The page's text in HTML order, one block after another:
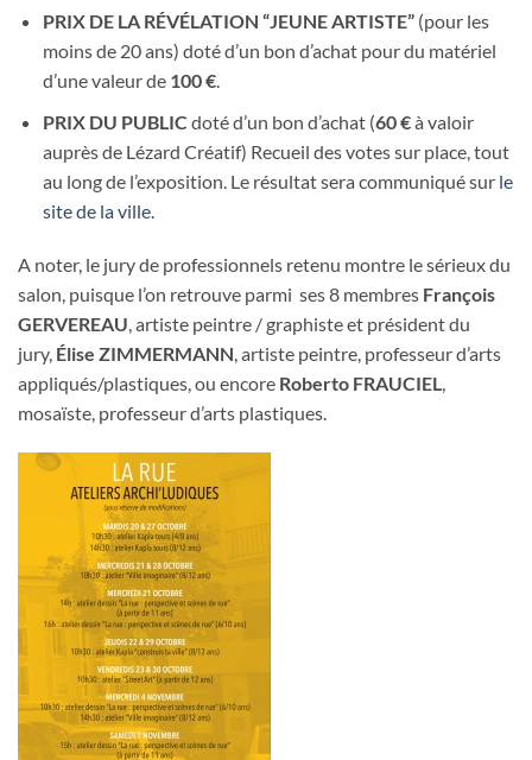
PRIX DE LA RÉVÉLATION “JEUNE ARTISTE”(pour les
moins de 20 ans) doté d’un bon d’achat pour du matériel
d’une valeur de 100 €.
PRIX DU PUBLIC doté d’un bon d’achat (60 €à valoir
auprès de Lézard Créatif) Recueil des votes sur place, tout
au long de l’exposition. Le résultat sera communiqué sur le
site de la ville.
A noter, le jury de professionnels retenu montre le sérieux du
salon, puisque l’on retrouve parmi ses 8 membres François
GERVEREAU, artiste peintre / graphiste et président du
jury, Élise ZIMMERMANN, artiste peintre, professeur d’arts
appliqués/plastiques, ou encore Roberto FRAUCIEL,
mosaïste, professeur d’arts plastiques.